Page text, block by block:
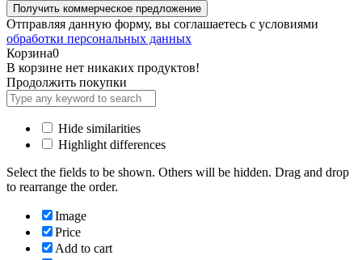
Отправляя данную форму, вы соглашаетесь с условиями
обработки персональных данных
Корзина0
В корзине нет никаких продуктов!
Продолжить покупки
Hide similarities
Highlight differences
Select the fields to be shown. Others will be hidden. Drag and drop
to rearrange the order.
Image
Price
Add to cart